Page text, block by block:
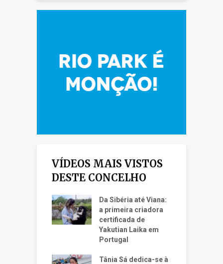
VÍDEOS MAIS VISTOS
DESTE CONCELHO
Da Sibéria até Viana:
a primeira criadora
certificada de
Yakutian Laika em
Portugal
Tânia Sá dedica-se à